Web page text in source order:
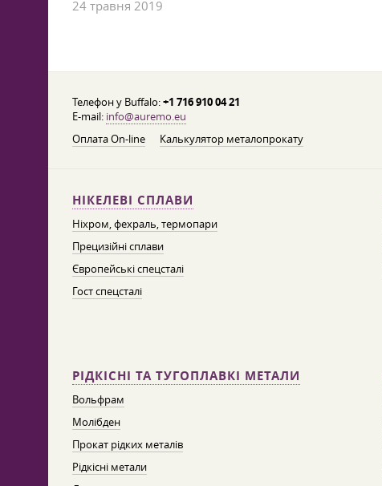
24 травня 2019
Телефон у Buffalo:+1 716 910 04 21
E-mail: info@auremo.eu
Оплата On-line
Калькулятор металопрокату
НІКЕЛЕВІ СПЛАВИ
Ніхром, фехраль, термопари
Прецизійні сплави
Європейські спецсталі
Гост спецсталі
РІДКІСНІ ТА ТУГОПЛАВКІ МЕТАЛИ
Вольфрам
Молібден
Прокат рідких металів
Рідкісні метали